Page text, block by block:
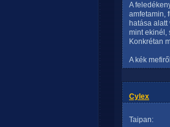
A
amfetamin,
hatása
mint ekinél,
Konkrétan
A kék
Cylex
Taipan: